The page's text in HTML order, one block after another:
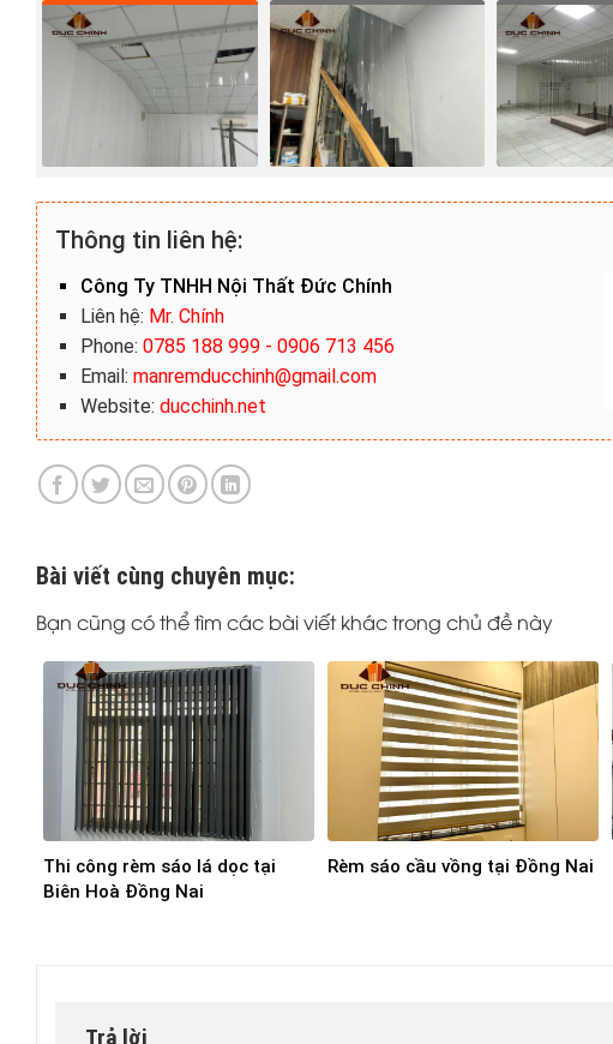
Thông tin liên hệ:
Công Ty TNHH Nội Thất Đức Chính
Liên hệ: Mr. Chính
Phone: 0785 188 999 - 0906 713 456
Email: manremducchinh@gmail.com
Website: ducchinh.net
Bài viết cùng chuyên mục:
Bạn cũng có thể tìm các bài viết khác trong chủ đề này
Thi công rèm sáo lá dọc tại
Biên Hoà Đồng Nai
Rèm sáo cầu vồng tại Đồng Nai
Trả lời